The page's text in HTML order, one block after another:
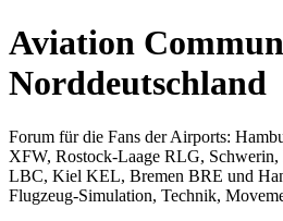
Aviation
Norddeutschland
Forum für die Fans der Airports:
XFW, Rostock-Laage RLG,
LBC, Kiel KEL, Bremen BRE und
Flugzeug-Simulation, Technik,